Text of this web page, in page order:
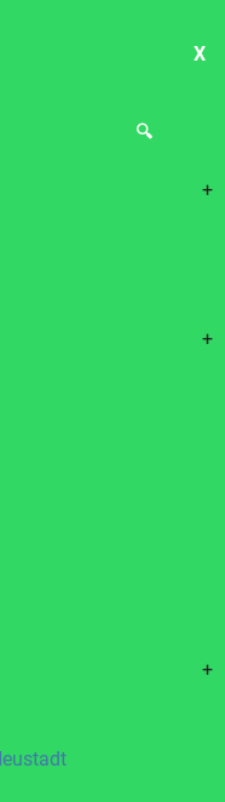
X
+
+
+